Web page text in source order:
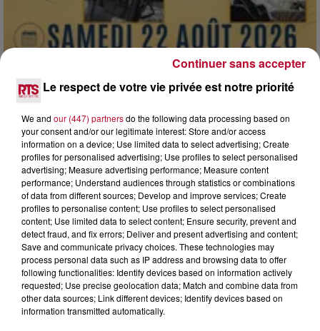
7 août 2026
DINER CONCERT À LA MJC DE MARSEILLAN
Le respect de votre vie privée est notre priorité
We and our (447) partnersdo the following data processing based on
your consent and/or our legitimate interest: Store and/or access
information on a device; Use limited data to select advertising; Create
profiles for personalised advertising; Use profiles to select personalised
advertising; Measure advertising performance; Measure content
performance; Understand audiences through statistics or combinations
of data from different sources; Develop and improve services; Create
profiles to personalise content; Use profiles to select personalised
content; Use limited data to select content; Ensure security, prevent and
detect fraud, and fix errors; Deliver and present advertising and content;
Save and communicate privacy choices. These technologies may
process personal data such as IP address and browsing data to offer
following functionalities: Identify devices based on information actively
requested; Use precise geolocation data; Match and combine data from
other data sources; Link different devices; Identify devices based on
information transmitted automatically.
Continuer sans accepter